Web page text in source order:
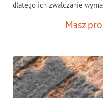
dlatego ich zwalczanie
Masz